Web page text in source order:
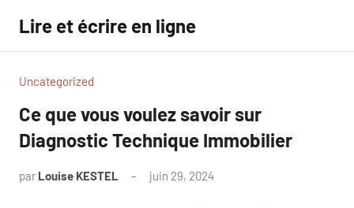
contenu
Lire et écrire en ligne
Uncategorized
Ce que vous voulez savoir sur
Diagnostic Technique Immobilier
par Louise KESTEL juin 29, 2024